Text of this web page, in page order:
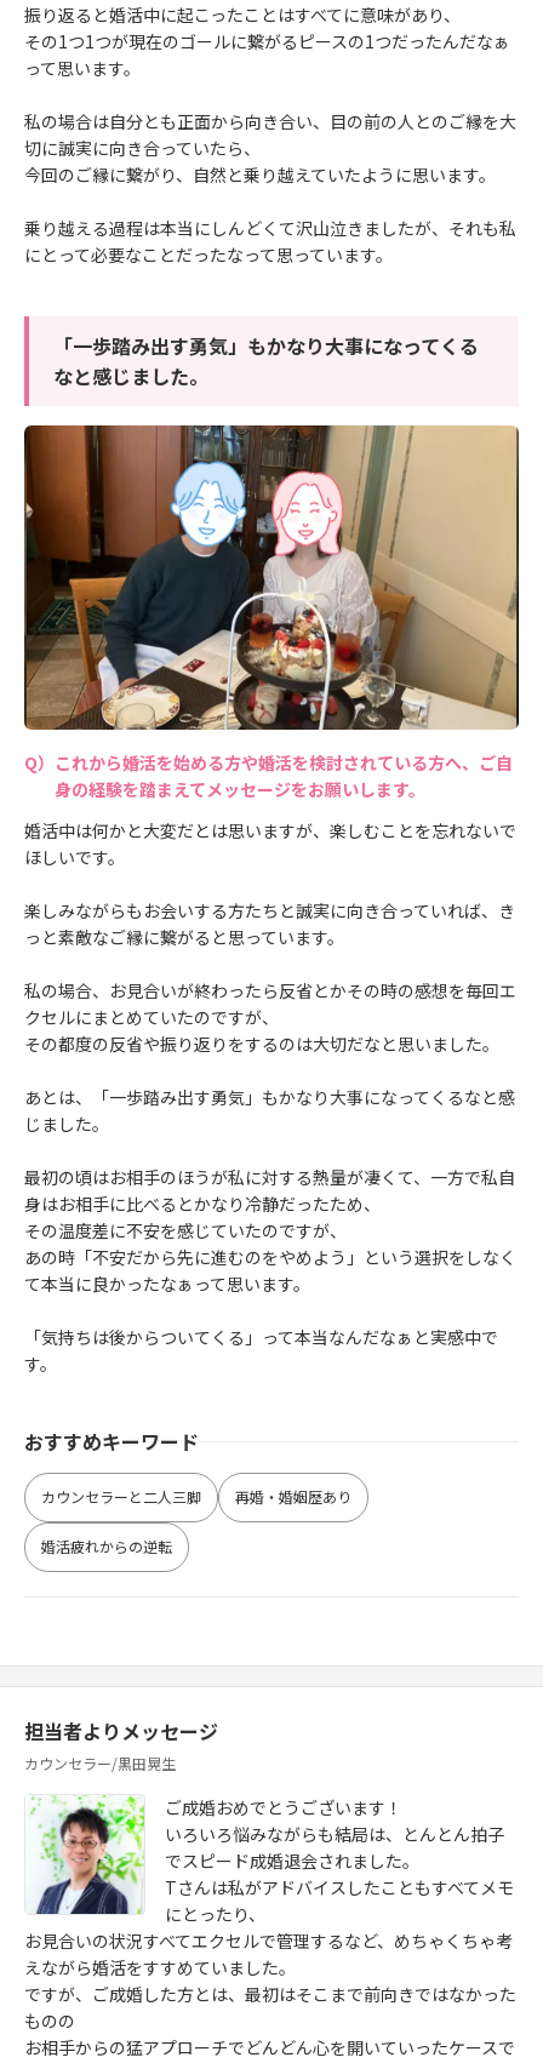
振り返ると婚活中に起こったことはすべてに意味があり、
その1つ1つが現在のゴールに繋がるピースの1つだったんだなぁ
って思います。
私の場合は自分とも正面から向き合い、目の前の人とのご縁を大
切に誠実に向き合っていたら、
今回のご縁に繋がり、自然と乗り越えていたように思います。
乗り越える過程は本当にしんどくて沢山泣きましたが、それも私
にとって必要なことだったなって思っています。
「一歩踏み出す勇気」もかなり大事になってくる
なと感じました。
これから婚活を始める方や婚活を検討されている方へ、ご自
身の経験を踏まえてメッセージをお願いします。
婚活中は何かと大変だとは思いますが、楽しむことを忘れないで
ほしいです。
楽しみながらもお会いする方たちと誠実に向き合っていれば、き
っと素敵なご縁に繋がると思っています。
私の場合、お見合いが終わったら反省とかその時の感想を毎回エ
クセルにまとめていたのですが、
その都度の反省や振り返りをするのは大切だなと思いました。
あとは、「一歩踏み出す勇気」もかなり大事になってくるなと感
じました。
最初の頃はお相手のほうが私に対する熱量が凄くて、一方で私自
身はお相手に比べるとかなり冷静だったため、
その温度差に不安を感じていたのですが、
あの時「不安だから先に進むのをやめよう」という選択をしなく
て本当に良かったなぁって思います。
「気持ちは後からついてくる」って本当なんだなぁと実感中で
す。
おすすめキーワード
カウンセラーと二人三脚 再婚・婚姻歴あり
婚活疲れからの逆転
担当者よりメッセージ
カウンセラー/黒田晃生
ご成婚おめでとうございます！
いろいろ悩みながらも結局は、とんとん拍子
でスピード成婚退会されました。
Tさんは私がアドバイスしたこともすべてメモ
にとったり、
お見合いの状況すべてエクセルで管理するなど、めちゃくちゃ考
えながら婚活をすすめていました。
ですが、ご成婚した方とは、最初はそこまで前向きではなかった
ものの
お相手からの猛アプローチでどんどん心を開いていったケースで